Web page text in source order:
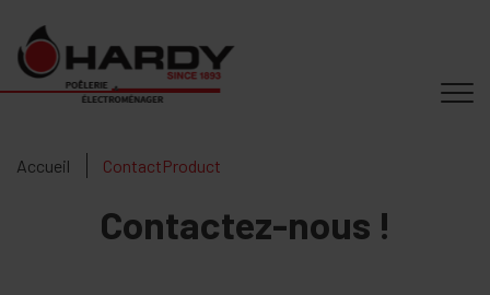
Accueil ContactProduct
Contactez-nous !